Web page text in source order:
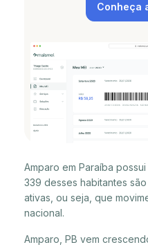
Conheça
Amparo em Paraíba
339 desses habitantes
ativas, ou seja, que
nacional.
Amparo, PB vem